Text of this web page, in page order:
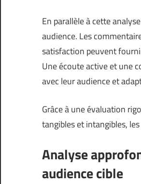
En parallèle à cette
audience. Les
satisfaction peuvent
Une écoute active et une
avec leur audience et
Grâce à une évaluation
tangibles et intangibles,
Analyse
audience cible